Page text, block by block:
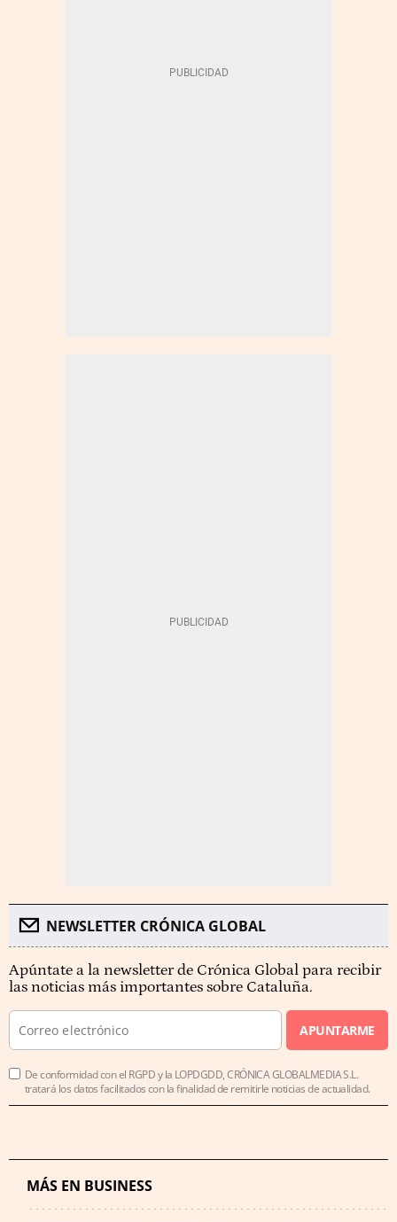
NEWSLETTER CRÓNICA GLOBAL
Apúntate a la newsletter de Crónica Global para recibir
las noticias más importantes sobre Cataluña.
APUNTARME
De conformidad con el RGPD y la LOPDGDD, CRÓNICA GLOBALMEDIA S.L.
tratará los datos facilitados con la finalidad de remitirle noticias de actualidad.
MÁS EN BUSINESS